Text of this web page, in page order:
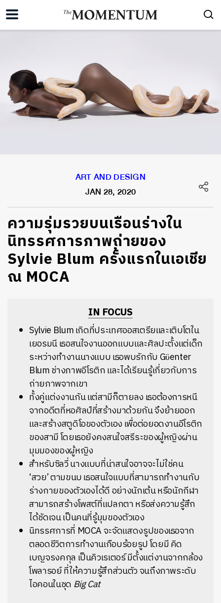
ART AND DESIGN
JAN 28, 2020
ความรุ่มรวยบนเรือนร่างใน
นิทรรศการภาพถ่ายของ
Sylvie Blum ครั้งแรกในเอเชีย
ณ MOCA
IN FOCUS
Sylvie Blum เกิดที่ประเทศออสเตรียและเติบโตใน
เยอรมนี เธอสนใจงานออกแบบและศิลปะตั้งแต่เด็ก
ระหว่างทำงานนางแบบ เธอพบรักกับ Gϋenter
Blum ช่างภาพอีโรติก และได้เรียนรู้เกี่ยวกับการ
ถ่ายภาพจากเขา
ทั้งคู่แต่งงานกัน แต่สามีก็ตายลง เธอต้องการหนี
จากอดีตที่หอศิลป์ที่สร้างมาด้วยกัน จึงย้ายออก
และสร้างสตูดิโอของตัวเอง เพื่อต่อยอดงานอีโรติก
ของสามี โดยเธอยังคงสนใจสรีระของผู้หญิงผ่าน
มุมมองของผู้หญิง
สำหรับซิลวี่ นางแบบที่น่าสนใจอาจจะไม่ใช่คน
‘สวย’ ตามขนบ เธอสนใจแบบที่สามารถทำงานกับ
ร่างกายของตัวเองได้ดี อย่างนักเต้น หรือนักกีฬา
สามารถสร้างโพสต์ที่แปลกตา หรือส่งความรู้สึก
ได้ชัดเจน เป็นคนที่รู้มุมของตัวเอง
นิทรรศการที่ MOCA จะจัดแสดงรูปของเธอจาก
ตลอดชีวิตการทำงานเกือบร้อยรูป โดยมี คิด
เบญจรงคกุล เป็นคิวเรเตอร์ มีตั้งแต่งานจากกล้อง
โพลารอย์ ที่ให้ความรู้สึกส่วนตัว จนถึงภาพระดับ
ไอคอนในชุด Big Cat